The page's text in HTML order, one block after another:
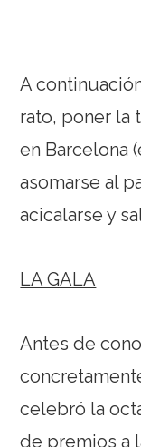
A
rato, poner la
en Barcelona
asomarse al
acicalarse y
LA GALA
Antes de
celebró la
de premios a